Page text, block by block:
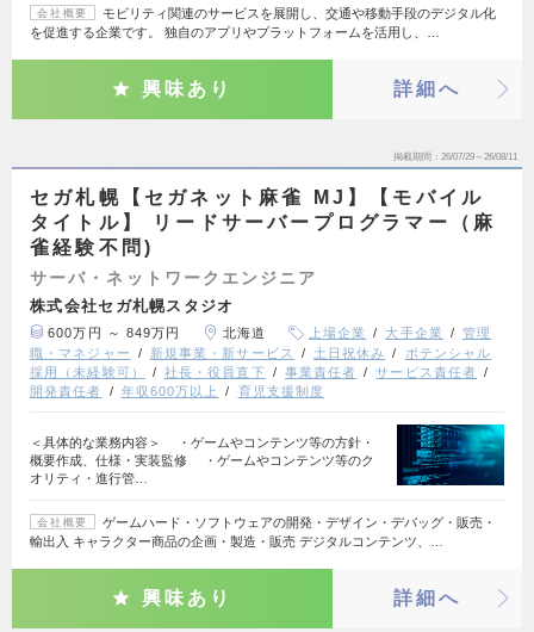
会社概要
モビリティ関連のサービスを展開し、交通や移動手段のデジタル化
を促進する企業です。 独自のアプリやプラットフォームを活用し、…
興味あり 詳細へ
掲載期間 26/07/29～26/08/11
セガ札幌【セガネット麻雀 MJ】【モバイル
タイトル】 リードサーバープログラマー（麻
雀経験不問)
サーバ・ネットワークエンジニア
株式会社セガ札幌スタジオ
600万円 ～ 849万円 北海道 上場企業 大手企業
管理
職・マネジャー
新規事業・新サービス 土日祝休み
ポテンシャル
採用（未経験可）
社長・役員直下 事業責任者
サービス責任者
開発責任者
年収600万以上 育児支援制度
＜具体的な業務内容＞ ・ゲームやコンテンツ等の方針・
概要作成、仕様・実装監修 ・ゲームやコンテンツ等のク
オリティ・進行管…
会社概要
ゲームハード・ソフトウェアの開発・デザイン・デバッグ・販売・
輸出入 キャラクター商品の企画・製造・販売 デジタルコンテンツ、…
興味あり 詳細へ